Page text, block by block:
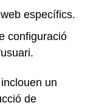
específics.
configuració
un
de